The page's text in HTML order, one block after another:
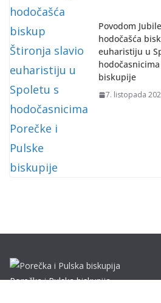
Povodom
hodočašća
euharistiju u
biskupije
7. listopada
Porečka i Pulska biskupija